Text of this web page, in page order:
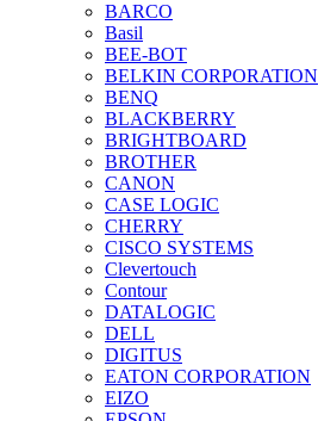
BARCO
Basil
BEE-BOT
BELKIN CORPORATION
BENQ
BLACKBERRY
BRIGHTBOARD
BROTHER
CANON
CASE LOGIC
CHERRY
CISCO SYSTEMS
Clevertouch
Contour
DATALOGIC
DELL
DIGITUS
EATON CORPORATION
EIZO